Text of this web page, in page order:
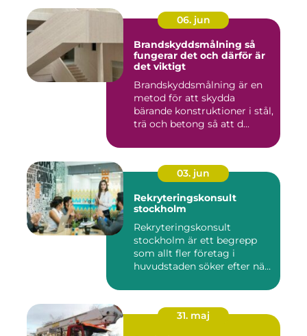
06. jun
Brandskyddsmålning så
fungerar det och därför är
det viktigt
Brandskyddsmålning är en
metod för att skydda
bärande konstruktioner i stål,
trä och betong så att d...
03. jun
Rekryteringskonsult
stockholm
Rekryteringskonsult
stockholm är ett begrepp
som allt fler företag i
huvudstaden söker efter när
31. maj